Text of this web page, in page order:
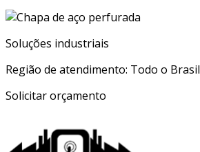
Soluções industriais
Região de atendimento: Todo o Brasil
Solicitar orçamento